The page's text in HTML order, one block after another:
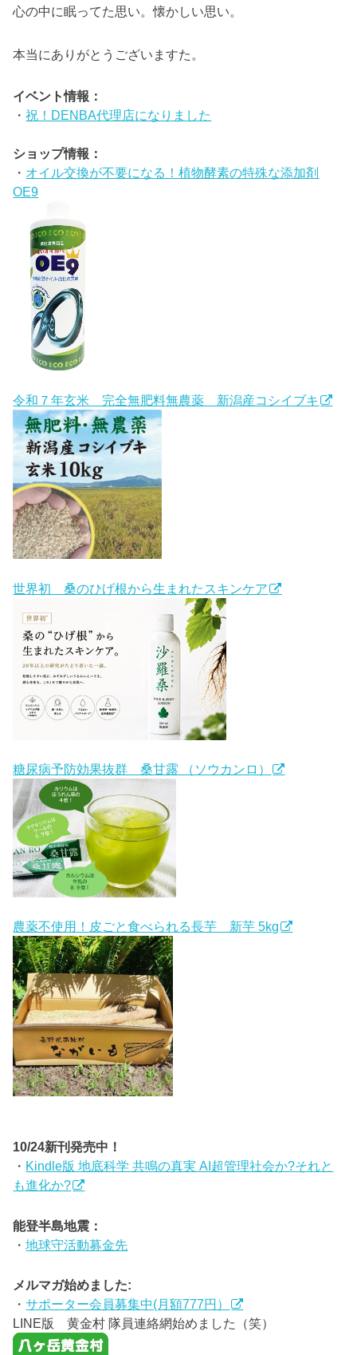
心の中に眠ってた思い。懐かしい思い。
本当にありがとうございますた。
イベント情報：
・祝！DENBA代理店になりました
ショップ情報：
・ オイル交換が不要になる！植物酵素の特殊な添加剤
OE9
令和７年玄米 完全無肥料無農薬 新潟産コシイブキ
世界初 桑のひげ根から生まれたスキンケア
糖尿病予防効果抜群 桑甘露 （ソウカンロ）
農薬不使用！皮ごと食べられる長芋 新芋 5kg
10/24新刊発売中！
・ Kindle版 地底科学 共鳴の真実 AI超管理社会か?それと
も進化か?
能登半島地震：
・地球守活動募金先
メルマガ始めました:
・サポーター会員募集中(月額777円）
LINE版 黄金村 隊員連絡網始めました（笑）